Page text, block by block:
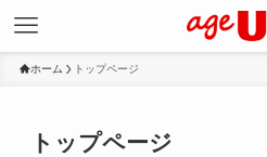
ホーム トップページ
トップページ